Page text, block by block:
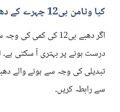
کیا وٹامن بی12 چہرے کے دھبے ختم کر سکتا ہے؟
درست ہونے پر بہتری آ سکتی
تبدیلی کی وجہ سے ہونے والے
سے رابطہ کریں۔